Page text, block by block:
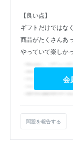
【良い点】
ギフトだけではな
商品がたくさんあ
やっていて楽しか
会
問題を報告する